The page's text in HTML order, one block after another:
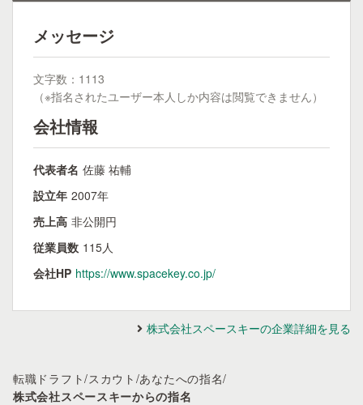
メッセージ
文字数：1113
（※指名されたユーザー本人しか内容は閲覧できません）
会社情報
代表者名 佐藤 祐輔
設立年 2007年
売上高 非公開円
従業員数 115人
会社HP https://www.spacekey.co.jp/
株式会社スペースキーの企業詳細を見る
転職ドラフト/スカウト /あなたへの指名/
株式会社スペースキーからの指名